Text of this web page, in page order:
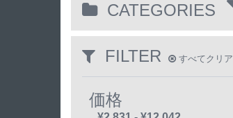
CATEGORIES
FILTER すべてクリア
価格